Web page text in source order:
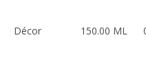
Décor 150.00 ML